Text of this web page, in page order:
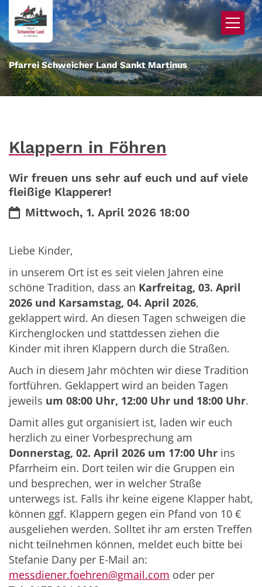
Zum Inhalt springen
Pfarrei Schweicher Land Sankt Martinus
Klappern in Föhren
Wir freuen uns sehr auf euch und auf viele
fleißige Klapperer!
Datum:
Mittwoch, 1. April 2026 18:00
Liebe Kinder,
in unserem Ort ist es seit vielen Jahren eine
schöne Tradition, dass an Karfreitag, 03. April
2026 und Karsamstag, 04. April 2026,
geklappert wird. An diesen Tagen schweigen die
Kirchenglocken und stattdessen ziehen die
Kinder mit ihren Klappern durch die Straßen.
Auch in diesem Jahr möchten wir diese Tradition
fortführen. Geklappert wird an beiden Tagen
jeweils um 08:00 Uhr, 12:00 Uhr und 18:00 Uhr.
Damit alles gut organisiert ist, laden wir euch
herzlich zu einer Vorbesprechung am
Donnerstag, 02. April 2026 um 17:00 Uhr ins
Pfarrheim ein. Dort teilen wir die Gruppen ein
und besprechen, wer in welcher Straße
unterwegs ist. Falls ihr keine eigene Klapper habt,
können ggf. Klappern gegen ein Pfand von 10 €
ausgeliehen werden. Solltet ihr am ersten Treffen
nicht teilnehmen können, meldet euch bitte bei
Stefanie Dany per E-Mail an:
messdiener.foehren@gmail.com oder per